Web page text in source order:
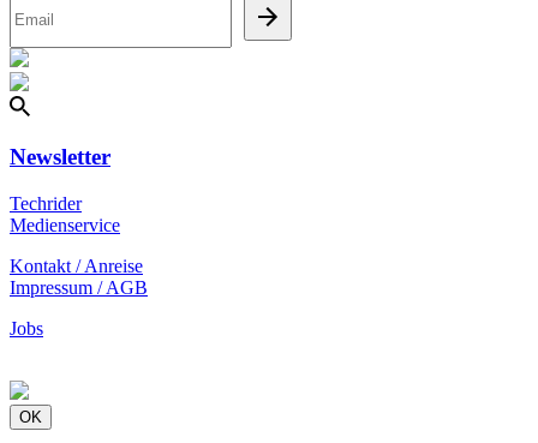
Newsletter
Techrider
Medienservice
Kontakt / Anreise
Impressum / AGB
Jobs
OK